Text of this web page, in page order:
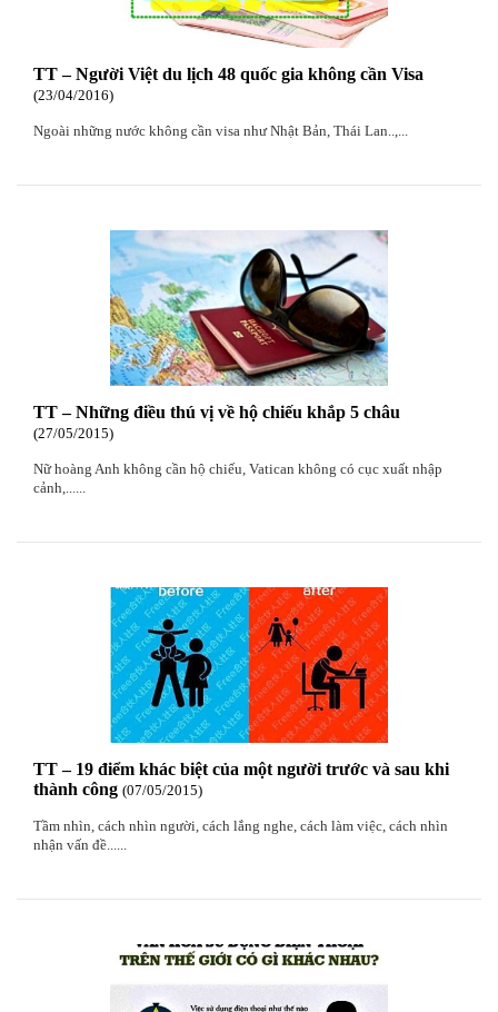
TT – Người Việt du lịch 48 quốc gia không cần Visa
23/04/2016
Ngoài những nước không cần visa như Nhật Bản, Thái Lan..,...
TT – Những điều thú vị về hộ chiếu khắp 5 châu
27/05/2015
Nữ hoàng Anh không cần hộ chiếu, Vatican không có cục xuất nhập
cảnh,......
TT – 19 điểm khác biệt của một người trước và sau khi
thành công 07/05/2015
Tầm nhìn, cách nhìn người, cách lắng nghe, cách làm việc, cách nhìn
nhận vấn đề......